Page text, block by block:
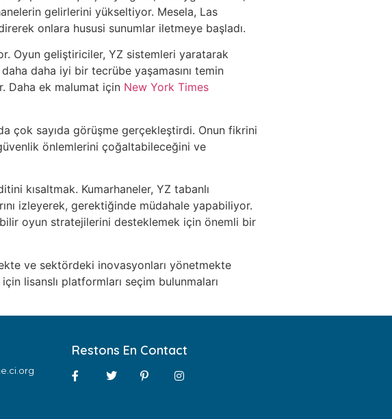
gelirlerini yükseltiyor. Mesela, Las
onlara hususi sunumlar iletmeye başladı.
Oyun geliştiriciler, YZ sistemleri yaratarak
daha iyi bir tecrübe yaşamasını temin
Daha ek malumat için New York Times
çok sayıda görüşme gerçekleştirdi. Onun fikrini
önlemlerini çoğaltabileceğini ve
kısaltmak. Kumarhaneler, YZ tabanlı
izleyerek, gerektiğinde müdahale yapabiliyor.
oyun stratejilerini desteklemek için önemli bir
ve sektördeki inovasyonları yönetmekte
lisanslı platformları seçim bulunmaları
Restons En Contact